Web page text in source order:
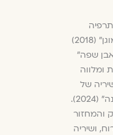
באוניברסיטת חיפה. ספרי שיריה – "מרחב מוגן" (2018)
שפה"
ומלווה
של
מתמודדת נפש, רות אלטשולר – "חדר המתנה" (2024).
והמחזור
ושיריה